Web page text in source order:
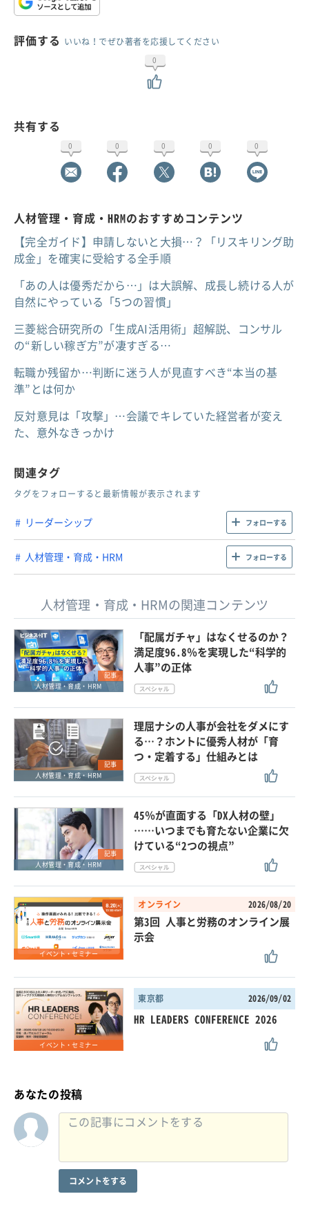
評価する いいね！でぜひ著者を応援してください
0
共有する
0 0 0 0 0
人材管理・育成・HRMのおすすめコンテンツ
【完全ガイド】申請しないと大損…？「リスキリング助
成金」を確実に受給する全手順
「あの人は優秀だから…」は大誤解、成長し続ける人が
自然にやっている「5つの習慣」
三菱総合研究所の「生成AI活用術」超解説、コンサル
の“新しい稼ぎ方”が凄すぎる…
転職か残留か…判断に迷う人が見直すべき“本当の基
準”とは何か
反対意見は「攻撃」…会議でキレていた経営者が変え
た、意外なきっかけ
関連タグ
タグをフォローすると最新情報が表示されます
リーダーシップ フォローする
人材管理・育成・HRM フォローする
人材管理・育成・HRMの関連コンテンツ
記事
人材管理・育成・HRM
「配属ガチャ」はなくせるのか？
満足度96.8％を実現した“科学的
人事”の正体
記事
人材管理・育成・HRM
理屈ナシの人事が会社をダメにす
る…？ホントに優秀人材が「育
つ・定着する」仕組みとは
記事
人材管理・育成・HRM
45％が直面する「DX人材の壁」
……いつまでも育たない企業に欠
けている“2つの視点”
イベント・セミナー
オンライン 2026/08/20
第3回 人事と労務のオンライン展
示会
イベント・セミナー
東京都 2026/09/02
HR LEADERS CONFERENCE 2026
あなたの投稿
コメントをする